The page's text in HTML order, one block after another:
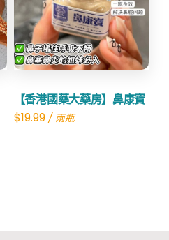
【香港國藥大藥房】鼻康寶
$19.99/ 兩瓶
Share